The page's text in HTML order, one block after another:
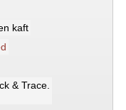
kaft
& Trace.